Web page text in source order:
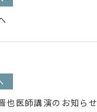
也医師講演のお知らせ